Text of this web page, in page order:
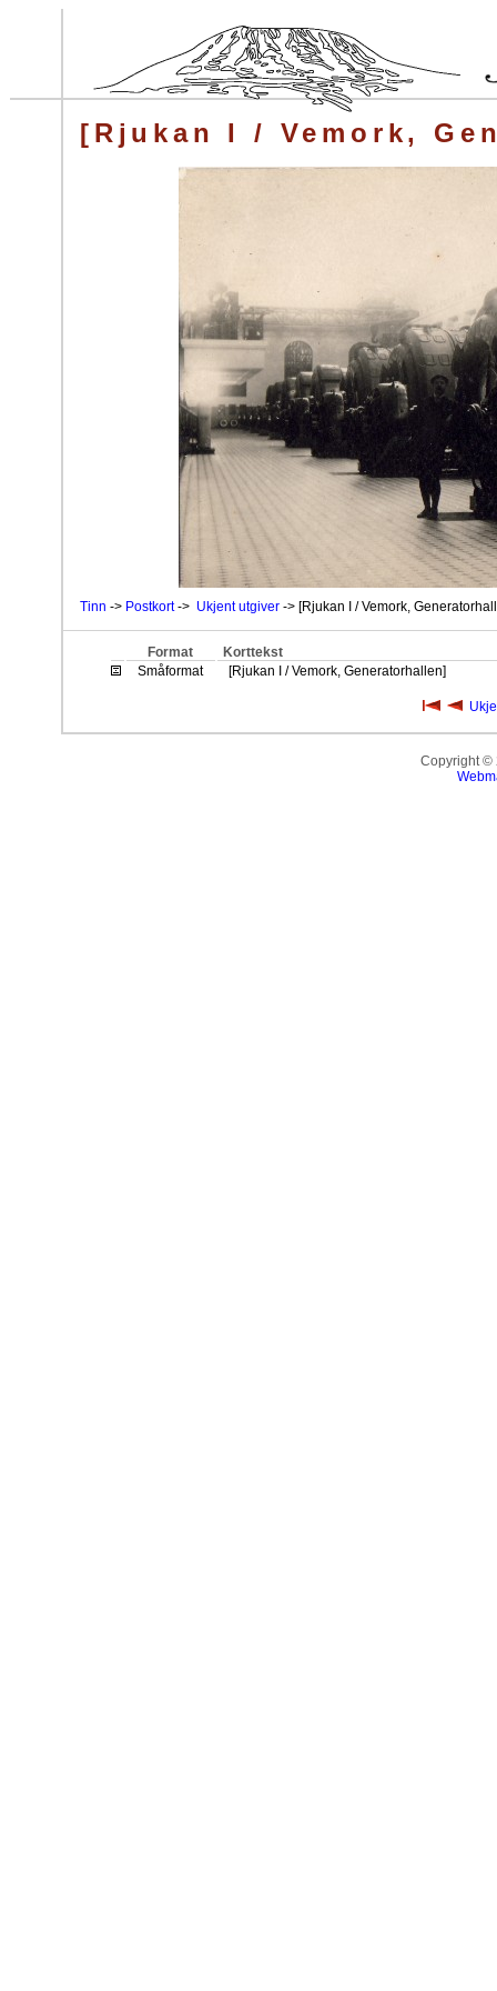
[Rjukan I / Vemork,
Tinn -> Postkort-> Ukjent utgiver -> [Rjukan I / Vemork,
Format
Korttekst
Småformat
[Rjukan I / Vemork, Generatorhallen]
Copyright ©